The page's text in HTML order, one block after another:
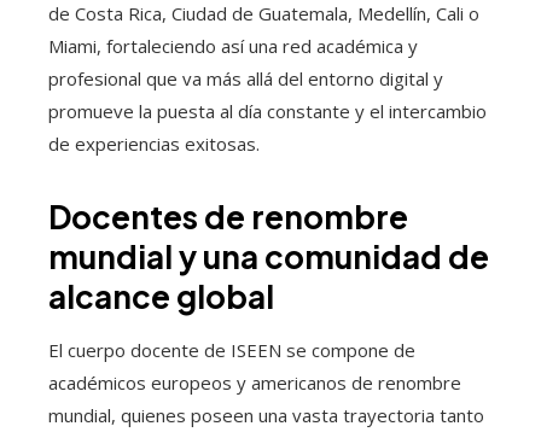
de Costa Rica, Ciudad de Guatemala, Medellín, Cali o
Miami, fortaleciendo así una red académica y
profesional que va más allá del entorno digital y
promueve la puesta al día constante y el intercambio
de experiencias exitosas.
Docentes de renombre
mundial y una comunidad de
alcance global
El cuerpo docente de ISEEN se compone de
académicos europeos y americanos de renombre
mundial, quienes poseen una vasta trayectoria tanto